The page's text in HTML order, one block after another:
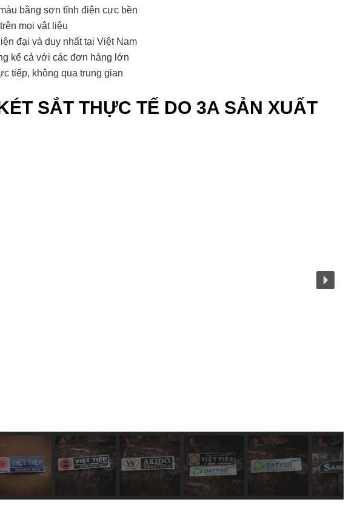
bằng sơn tĩnh điện cực bền
mọi vật liệu
đại và duy nhất tại Việt Nam
kể cả với các đơn hàng lớn
tiếp, không qua trung gian
SẮT THỰC TẾ DO 3A SẢN XUẤT